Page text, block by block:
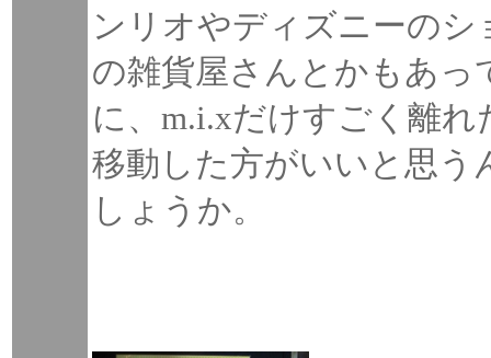
ンリオやディズニーの
の雑貨屋さんとかもあ
に、m.i.xだけすごく離
移動した方がいいと思う
しょうか。